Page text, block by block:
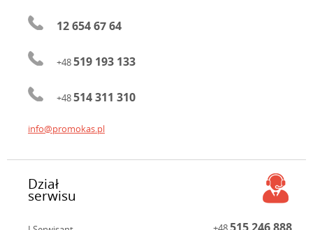
12 654 67 64
+48519 193 133
+48514 311 310
info@promokas.pl
Dział
serwisu